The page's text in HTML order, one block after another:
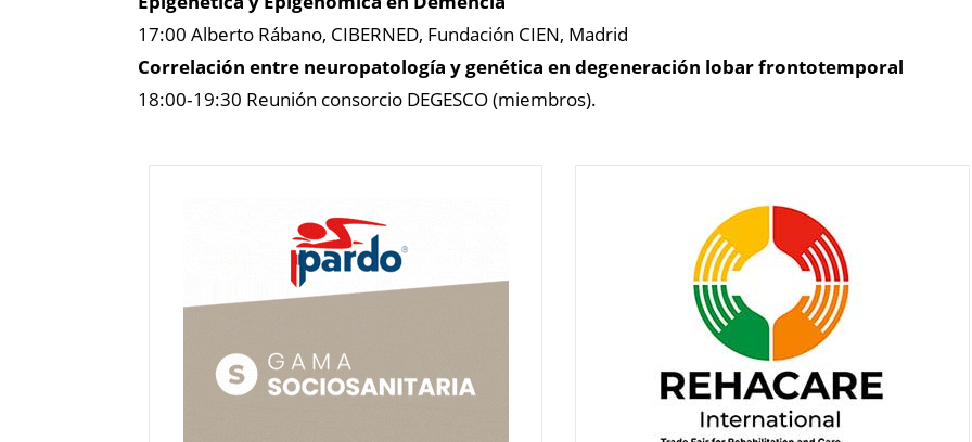
17:00 Alberto Rábano, CIBERNED, Fundación CIEN, Madrid
Correlación entre neuropatología y genética en degeneración lobar frontotemporal
18:00‐19:30 Reunión consorcio DEGESCO (miembros).